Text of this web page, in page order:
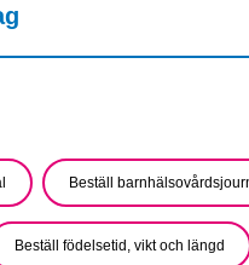
Beställ
Beställ födelsetid, vikt och längd